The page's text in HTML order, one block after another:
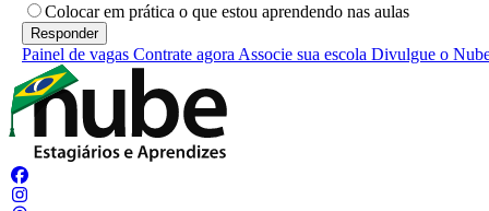
Colocar em prática o que estou aprendendo nas aulas
Painel de vagas Contrate agora Associe sua escola Divulgue o